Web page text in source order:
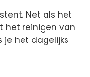
Net als het
het reinigen van
het dagelijks